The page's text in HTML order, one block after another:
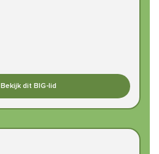
Bekijk dit BIG-lid